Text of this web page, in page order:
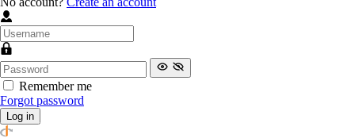
Remember me
Forgot password
Log in